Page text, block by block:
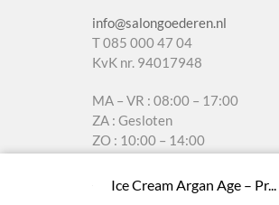
info@salongoederen.nl
T 085 000 47 04
KvK nr. 94017948
MA – VR : 08:00 – 17:00
ZA : Gesloten
ZO : 10:00 – 14:00
Ice Cream Argan Age – Pr...